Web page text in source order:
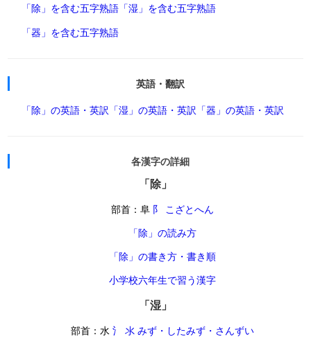
「除」を含む五字熟語 「湿」を含む五字熟語
「器」を含む五字熟語
英語・翻訳
「除」の英語・英訳 「湿」の英語・英訳 「器」の英語・英訳
各漢字の詳細
「除」
部首：阜 阝 こざとへん
「除」の読み方
「除」の書き方・書き順
小学校六年生で習う漢字
「湿」
部首：水 氵 氺 みず・したみず・さんずい